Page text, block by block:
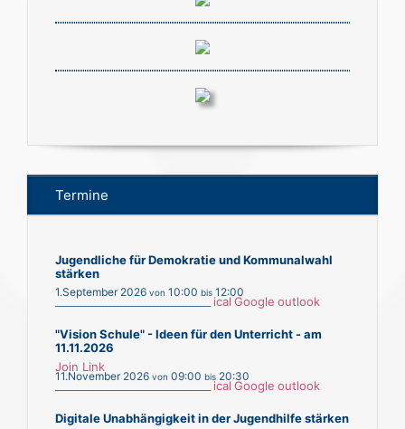
Termine
Jugendliche für Demokratie und Kommunalwahl
stärken
1.September 2026 von 10:00 bis 12:00
___________________________________________ ical Google outlook
"Vision Schule" - Ideen für den Unterricht - am
11.11.2026
Join Link
11.November 2026 von 09:00 bis 20:30
ical Google outlook
Digitale Unabhängigkeit in der Jugendhilfe stärken